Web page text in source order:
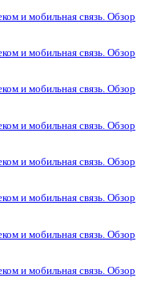
и мобильная связь. Обзор
и мобильная связь. Обзор
и мобильная связь. Обзор
и мобильная связь. Обзор
и мобильная связь. Обзор
и мобильная связь. Обзор
и мобильная связь. Обзор
и мобильная связь. Обзор